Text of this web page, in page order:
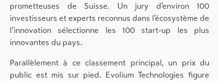
prometteuses de Suisse. Un jury d’environ 100
investisseurs et experts reconnus dans l’écosystème de
l’innovation sélectionne les 100 start-up les plus
innovantes du pays.
Parallèlementà ce classement principal, un prix du
public est mis sur pied. Evolium Technologies figure